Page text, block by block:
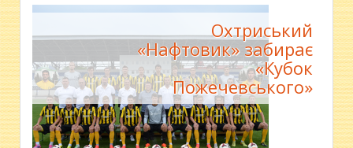
Охтриський
«Нафтовик» забирає
«Кубок
Пожечевського»